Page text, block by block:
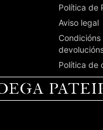
Política de
Aviso legal
Política de